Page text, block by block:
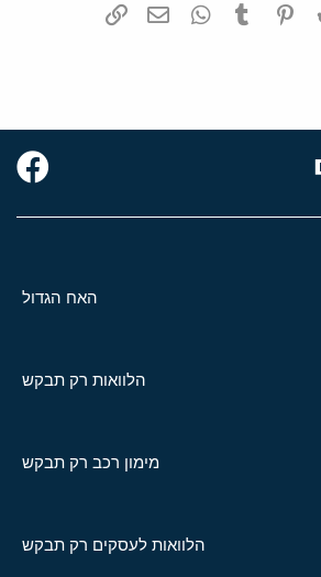
Reddit
Pinterest
Tumblr
WhatsAppדואר אלקטרוני
האח הגדול
הלוואות רק תבקש
מימון רכב רק תבקש
הלוואות לעסקים רק תבקש